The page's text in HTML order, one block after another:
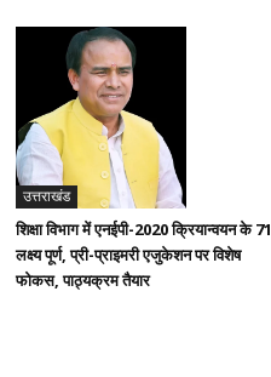
उत्तराखंड
शिक्षा विभाग में एनईपी-2020 क्रियान्वयन के 71
लक्ष्य पूर्ण, प्री-प्राइमरी एजुकेशन पर विशेष
फोकस, पाठ्यक्रम तैयार